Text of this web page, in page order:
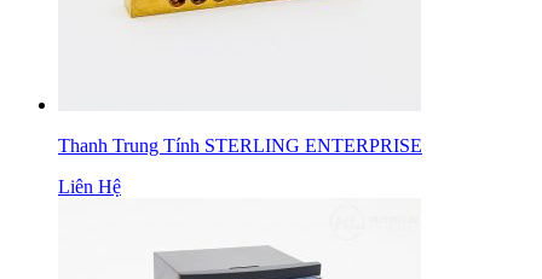
Thanh Trung Tính STERLING ENTERPRISE
Liên Hệ